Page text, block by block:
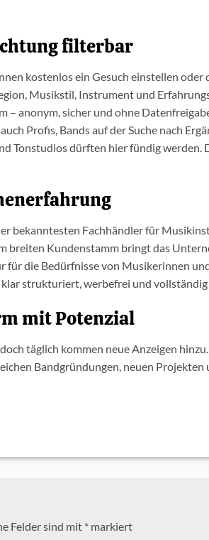
filterbar
kostenlos ein Gesuch einstellen oder
Musikstil, Instrument und
anonym, sicher und ohne
Profis, Bands auf der Suche nach
Tonstudios dürften hier fündig werden.
bekanntesten Fachhändler für
breiten Kundenstamm bringt das
für die Bedürfnisse von Musikerinnen
strukturiert, werbefrei und
mit Potenzial
täglich kommen neue Anzeigen
Bandgründungen, neuen Projekten
Felder sind mit * markiert